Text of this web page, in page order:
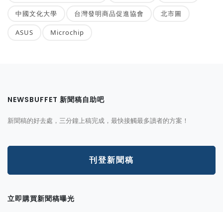
中國文化大學 台灣發明商品促進協會 北市圖
ASUS Microchip
NEWSBUFFET 新聞稿自助吧
新聞稿的好去處，三分鐘上稿完成，最快接觸最多讀者的方案！
刊登新聞稿
立即購買新聞稿曝光